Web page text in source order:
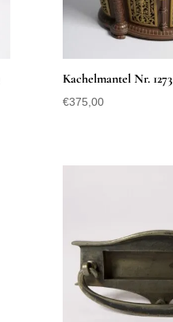
Kachelmantel Nr. 1273
€375,00